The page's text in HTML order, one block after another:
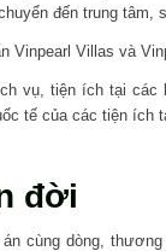
đến trung tâm,
Vinpearl Villas và
vụ, tiện ích tại
tế của các tiện ích
đời
cùng dòng, thương